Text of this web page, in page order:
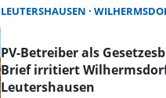
LEUTERSHAUSEN
PV-Betreiber als
Brief irritiert
Leutershausen